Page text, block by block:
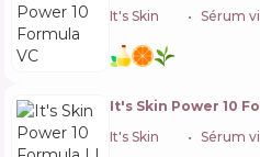
It's Skin
Sérum
It's Skin Power 10
It's Skin
Sérum